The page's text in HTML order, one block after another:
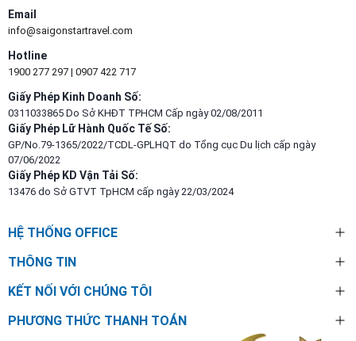
Email
info@saigonstartravel.com
Hotline
1900 277 297 | 0907 422 717
Giấy Phép Kinh Doanh Số:
0311033865 Do Sở KHĐT TPHCM Cấp ngày 02/08/2011
Giấy Phép Lữ Hành Quốc Tế Số:
GP/No.79-1365/2022/TCDL-GPLHQT do Tổng cục Du lịch cấp ngày
07/06/2022
Giấy Phép KD Vận Tải Số:
13476 do Sở GTVT TpHCM cấp ngày 22/03/2024
HỆ THỐNG OFFICE
THÔNG TIN
KẾT NỐI VỚI CHÚNG TÔI
PHƯƠNG THỨC THANH TOÁN